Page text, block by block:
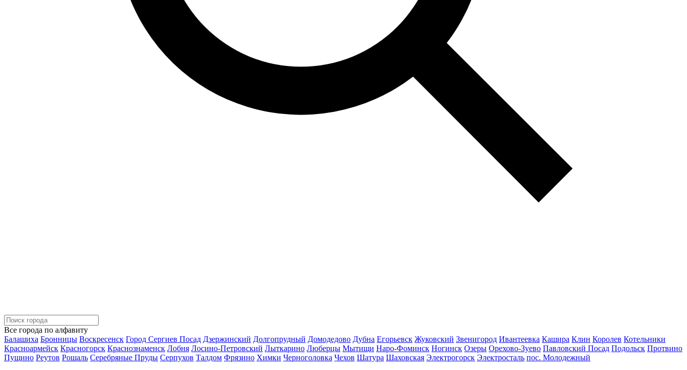
Все города по алфавиту
Балашиха Бронницы Воскресенск Город Сергиев Посад Дзержинский Долгопрудный Домодедово Дубна Егорьевск Жуковский Звенигород Ивантеевка Кашира Клин Королев Котельники
Красноармейск Красногорск Краснознаменск Лобня Лосино-Петровский Лыткарино Люберцы Мытищи Наро-Фоминск Ногинск Озеры Орехово-Зуево Павловский Посад Подольск Протвино
Пущино Реутов Рошаль Серебряные Пруды Серпухов Талдом Фрязино Химки Черноголовка Чехов Шатура Шаховская Электрогорск Электросталь пос. Молодежный